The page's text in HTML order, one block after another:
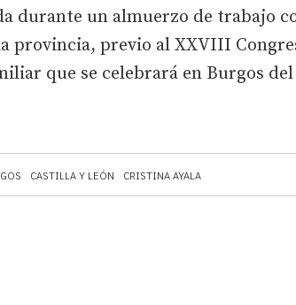
CASTILLA Y LEÓN CRISTINA AYALA
durante un almuerzo de trabajo
provincia, previo al XXVIII
que se celebrará en Burgos del